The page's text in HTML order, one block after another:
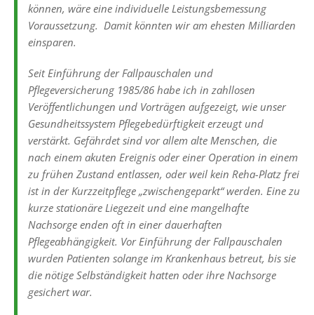
können, wäre eine individuelle Leistungsbemessung
Voraussetzung. Damit könnten wir am ehesten Milliarden
einsparen.
Seit Einführung der Fallpauschalen und
Pflegeversicherung 1985/86 habe ich in zahllosen
Veröffentlichungen und Vorträgen aufgezeigt, wie unser
Gesundheitssystem Pflegebedürftigkeit erzeugt und
verstärkt. Gefährdet sind vor allem alte Menschen, die
nach einem akuten Ereignis oder einer Operation in einem
zu frühen Zustand entlassen, oder weil kein Reha-Platz frei
ist in der Kurzzeitpflege „zwischengeparkt“ werden. Eine zu
kurze stationäre Liegezeit und eine mangelhafte
Nachsorge enden oft in einer dauerhaften
Pflegeabhängigkeit. Vor Einführung der Fallpauschalen
wurden Patienten solange im Krankenhaus betreut, bis sie
die nötige Selbständigkeit hatten oder ihre Nachsorge
gesichert war.